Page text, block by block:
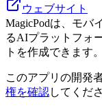
ウェブサイト
MagicPodは、モバ
るAIプラットフォ
トを作成できます。
このアプリの開発
権を確認してくだ